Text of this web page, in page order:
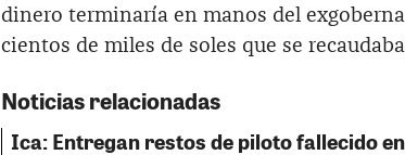
dinero terminaría en manos del
cientos de miles de soles que se
Noticias relacionadas
Ica: Entregan restos de piloto fallecido